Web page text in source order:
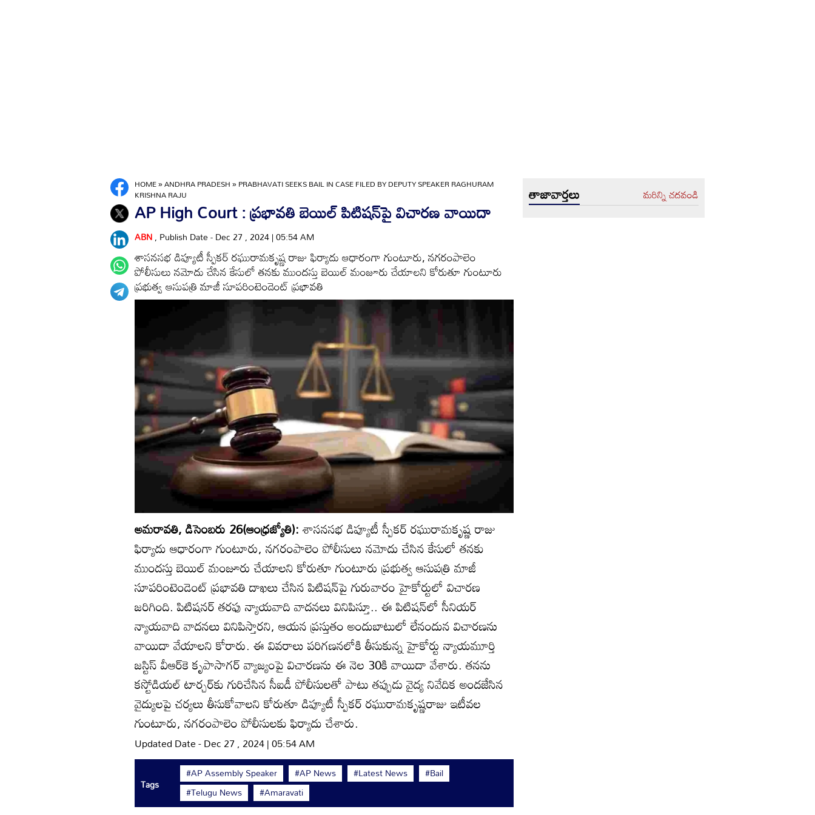
HOME»ANDHRA PRADESH»PRABHAVATI SEEKS BAIL IN CASE FILED BY DEPUTY SPEAKER RAGHURAM
KRISHNA RAJU
AP High Court : ప్రభావతి బెయిల్‌ పిటిషన్‌పై విచారణ వాయిదా
ABN, Publish Date - Dec 27 , 2024 | 05:54 AM
శాసనసభ డిప్యూటీ స్పీకర్‌ రఘురామకృష్ణ రాజు ఫిర్యాదు ఆధారంగా గుంటూరు, నగరంపాలెం
పోలీసులు నమోదు చేసిన కేసులో తనకు ముందస్తు బెయిల్‌ మంజూరు చేయాలని కోరుతూ గుంటూరు
ప్రభుత్వ ఆసుపత్రి మాజీ సూపరింటెండెంట్‌ ప్రభావతి
అమరావతి, డిసెంబరు 26(ఆంధ్రజ్యోతి):శాసనసభ డిప్యూటీ స్పీకర్‌ రఘురామకృష్ణ రాజు
ఫిర్యాదు ఆధారంగా గుంటూరు, నగరంపాలెం పోలీసులు నమోదు చేసిన కేసులో తనకు
ముందస్తు బెయిల్‌ మంజూరు చేయాలని కోరుతూ గుంటూరు ప్రభుత్వ ఆసుపత్రి మాజీ
సూపరింటెండెంట్‌ ప్రభావతి దాఖలు చేసిన పిటిషన్‌పై గురువారం హైకోర్టులో విచారణ
జరిగింది. పిటిషనర్‌ తరఫు న్యాయవాది వాదనలు వినిపిస్తూ.. ఈ పిటిషన్‌లో సీనియర్‌
న్యాయవాది వాదనలు వినిపిస్తారని, ఆయన ప్రస్తుతం అందుబాటులో లేనందున విచారణను
వాయిదా వేయాలని కోరారు. ఈ వివరాలు పరిగణనలోకి తీసుకున్న హైకోర్టు న్యాయమూర్తి
జస్టిస్‌ వీఆర్‌కె కృపాసాగర్‌ వ్యాజ్యంపై విచారణను ఈ నెల 30కి వాయిదా వేశారు. తనను
కస్టోడియల్‌ టార్చర్‌కు గురిచేసిన సీఐడీ పోలీసులతో పాటు తప్పుడు వైద్య నివేదిక అందజేసిన
వైద్యులపై చర్యలు తీసుకోవాలని కోరుతూ డిప్యూటీ స్పీకర్‌ రఘురామకృష్ణరాజు ఇటీవల
గుంటూరు, నగరంపాలెం పోలీసులకు ఫిర్యాదు చేశారు.
Updated Date - Dec 27 , 2024 | 05:54 AM
Tags
#AP Assembly Speaker #AP News #Latest News
#Bail
#Telugu News
#Amaravati
తాజావార్తలు మరిన్ని చదవండి